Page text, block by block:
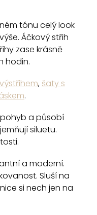
tónu celý look
Áčkový střih
zase krásně
hodin.
, šaty s
.
pohyb a působí
siluetu.
a moderní.
Sluší na
si nech jen na